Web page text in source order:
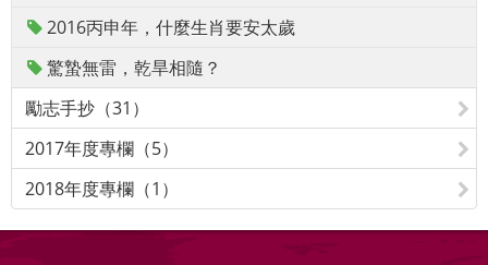
2016丙申年，什麼生肖要安太歲
驚蟄無雷，乾旱相隨？
勵志手抄（31）
2017年度專欄（5）
2018年度專欄（1）